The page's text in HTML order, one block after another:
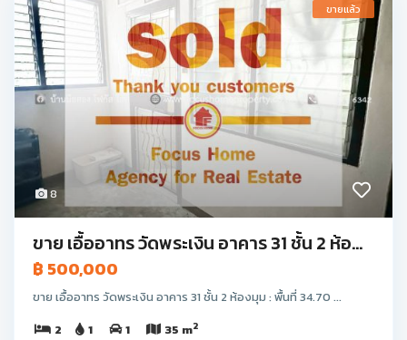
8
ขายแล้ว
ขาย เอื้ออาทร วัดพระเงิน อาคาร 31 ชั้น 2 ห้อ...
฿ 500,000
ขาย เอื้ออาทร วัดพระเงิน อาคาร 31 ชั้น 2 ห้องมุม : พื้นที่ 34.70 ...
2
1 1 35 m2